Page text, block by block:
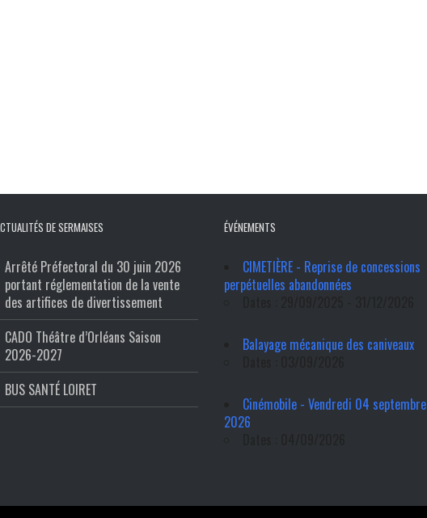
DE SERMAISES
Arrêté Préfectoral du 30 juin 2026
portant réglementation de la vente
des artifices de divertissement
CADO Théâtre d’Orléans Saison
2026-2027
BUS SANTÉ LOIRET
ÉVÉNEMENTS
CIMETIÈRE - Reprise de concessions
perpétuelles abandonnées
Balayage mécanique des caniveaux
Cinémobile - Vendredi 04 septembre
2026